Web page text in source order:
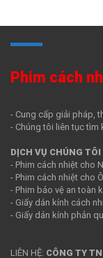
Phim cách
- Cung cấp giải pháp,
- Chúng tôi liên tục tìm
DỊCH VỤ CHÚNG
- Phim cách nhiệt cho
- Phim cách nhiệt cho
- Phim bảo vệ an toàn
- Giấy dán kính cách
- Giấy dán kính phản
LIÊN HỆ: CÔNG TY